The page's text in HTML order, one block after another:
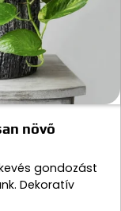
növő
gondozást
Dekoratív